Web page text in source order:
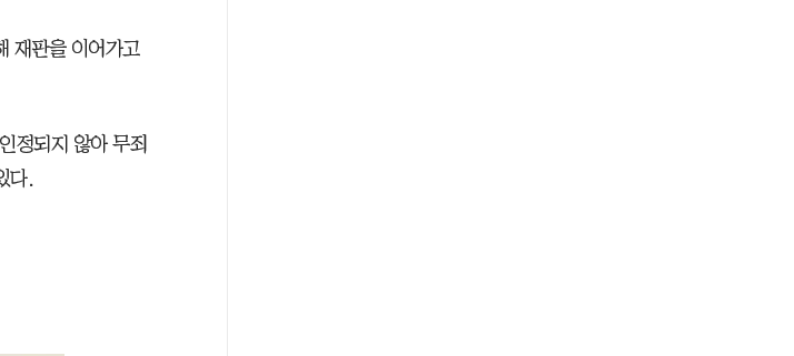
재판을 이어가고
정되지 않아 무죄
다.